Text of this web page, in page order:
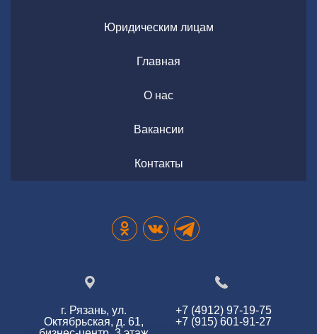
Юридическим лицам
Главная
О нас
Вакансии
Контакты
г. Рязань, ул.
Октябрьская, д. 61,
+7 (4912) 97-19-75
+7 (915) 601-91-27